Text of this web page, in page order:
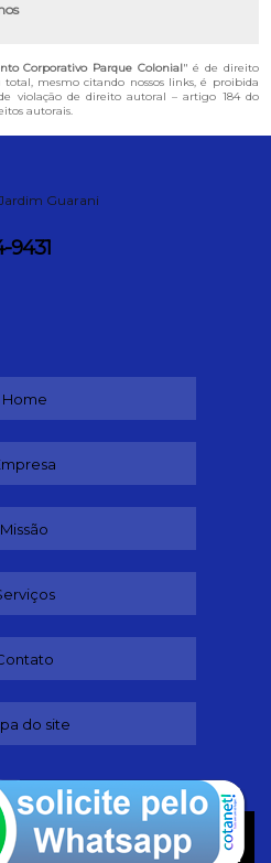
Corporativo Parque Colonial" é de direito
total, mesmo citando nossos links, é proibida
violação de direito autoral – artigo 184 do
autorais.
Guarani
9431
Home
Missão
do site
de direitos autorais. Copyright
Buffet (Lei 9610 de 19/02/1998)